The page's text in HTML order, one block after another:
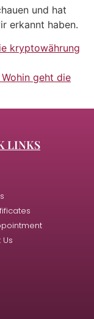
und hat
erkannt haben.
kryptowährung
geht die
LINKS